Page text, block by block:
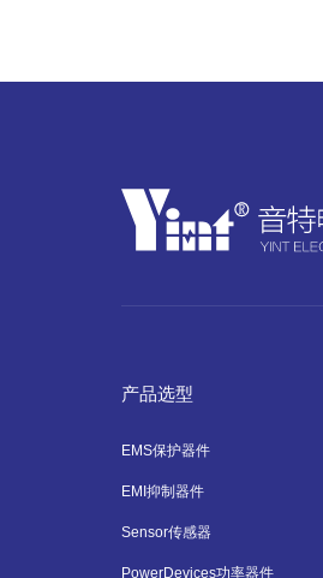
产品选型
EMS保护器件
EMI抑制器件
Sensor传感器
PowerDevices功率器件